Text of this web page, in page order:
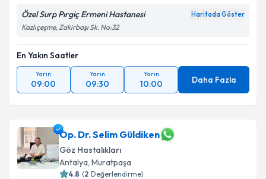
Özel Surp Pırgiç Ermeni Hastanesi Haritada Göster
Kazlıçeşme, Zakirbaşı Sk. No:32
En Yakın Saatler
Yarın
09:00
Yarın
09:30
Yarın
10:00 Daha Fazla
Op. Dr. Selim Güldiken
Göz Hastalıkları
Antalya, Muratpaşa
4.8 (2 Değerlendirme)